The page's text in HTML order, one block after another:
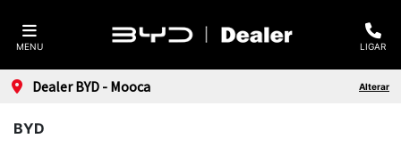
MENU LIGAR
Dealer BYD - Mooca Alterar
BYD